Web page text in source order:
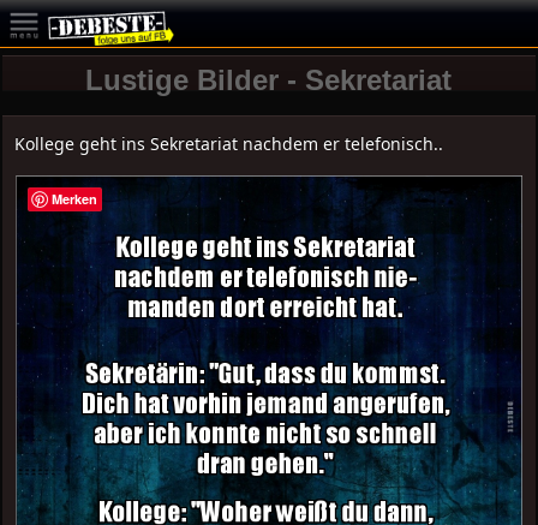
Lustige Bilder - Sekretariat
Kollege geht ins Sekretariat nachdem er telefonisch..
Merken